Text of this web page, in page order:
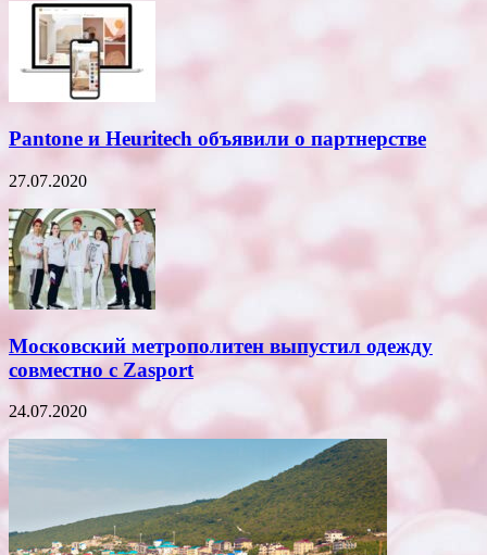
Pantone и Heuritech объявили о партнерстве
27.07.2020
Московский метрополитен выпустил одежду
совместно с Zasport
24.07.2020